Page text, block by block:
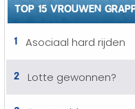
TOP 15 VROUWEN
1 Asociaal hard rijden
2 Lotte gewonnen?